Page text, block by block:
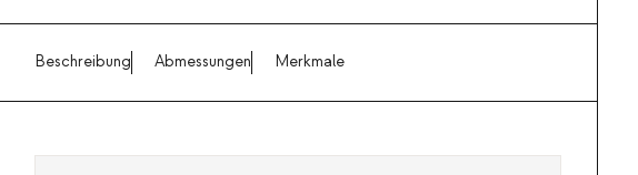
Beschreibung Abmessungen Merkmale